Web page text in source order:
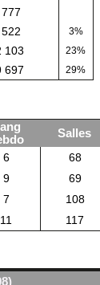
3%
103
23%
697 29%
Salles
6 68
9 69
7 108
11 117